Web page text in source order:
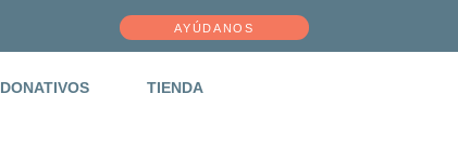
AYÚDANOS
DONATIVOS TIENDA